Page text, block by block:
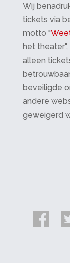
Wij
tickets via
motto "
het
alleen
beveiligde
andere
geweigerd